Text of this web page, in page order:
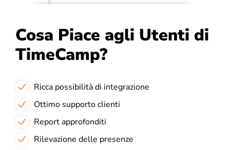
Cosa Piace agli Utenti di
TimeCamp?
Ricca possibilità di integrazione
Ottimo supporto clienti
Report approfonditi
Rilevazione delle presenze